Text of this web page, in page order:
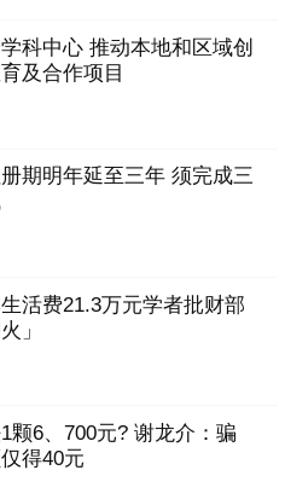
科中心 推动本地和区域创
及合作项目
期明年延至三年 须完成三
活费21.3万元学者批财部
」
颗6、700元? 谢龙介：骗
得40元